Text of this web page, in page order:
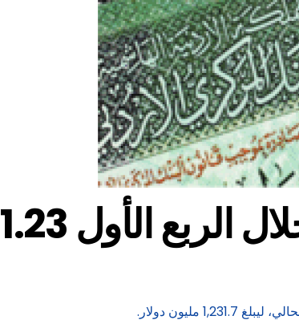
الربع الأول